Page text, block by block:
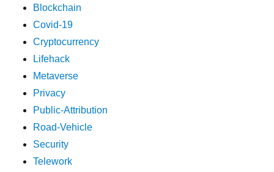
Blockchain
Covid-19
Cryptocurrency
Lifehack
Metaverse
Privacy
Public-Attribution
Road-Vehicle
Security
Telework